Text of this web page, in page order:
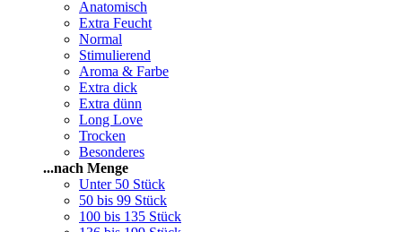
Anatomisch
Extra Feucht
Normal
Stimulierend
Aroma & Farbe
Extra dick
Extra dünn
Long Love
Trocken
Besonderes
...nach Menge
Unter 50 Stück
50 bis 99 Stück
100 bis 135 Stück